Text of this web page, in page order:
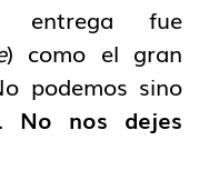
entrega fue
) como el gran
podemos sino
No nos dejes